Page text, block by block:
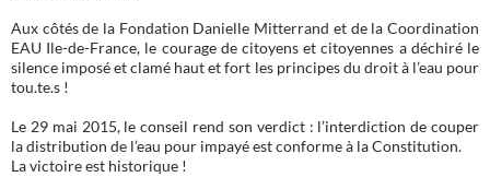
Aux côtés de la Fondation Danielle Mitterrand et de la Coordination
EAU Ile-de-France, le courage de citoyens et citoyennes a déchiré le
silence imposé et clamé haut et fort les principes du droit à l’eau pour
tou.te.s !
Le 29 mai 2015, le conseil rend son verdict : l’interdiction de couper
la distribution de l’eau pour impayé est conforme à la Constitution.
La victoire est historique !